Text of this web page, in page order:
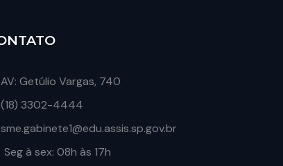
AV: Getúlio Vargas, 740
(18) 3302-4444
sme.gabinete1@edu.assis.sp.gov.br
Seg à sex: 08h às 17h